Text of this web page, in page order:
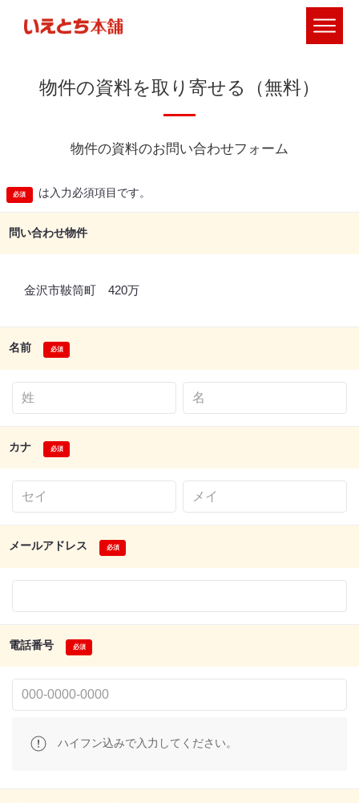
物件の資料を取り寄せる（無料）
物件の資料のお問い合わせフォーム
は入力必須項目です。
問い合わせ物件
金沢市鞁筒町 420万
名前
カナ
メールアドレス
電話番号
ハイフン込みで入力してください。